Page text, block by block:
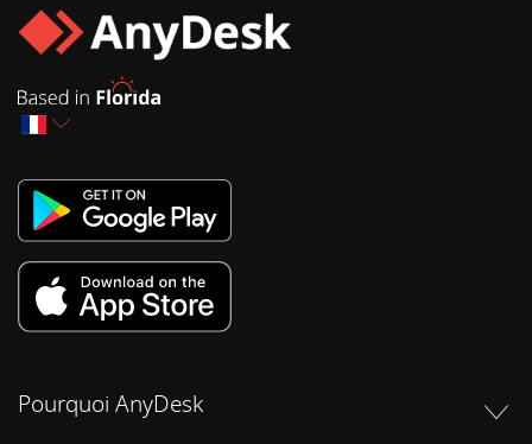
Pourquoi AnyDesk